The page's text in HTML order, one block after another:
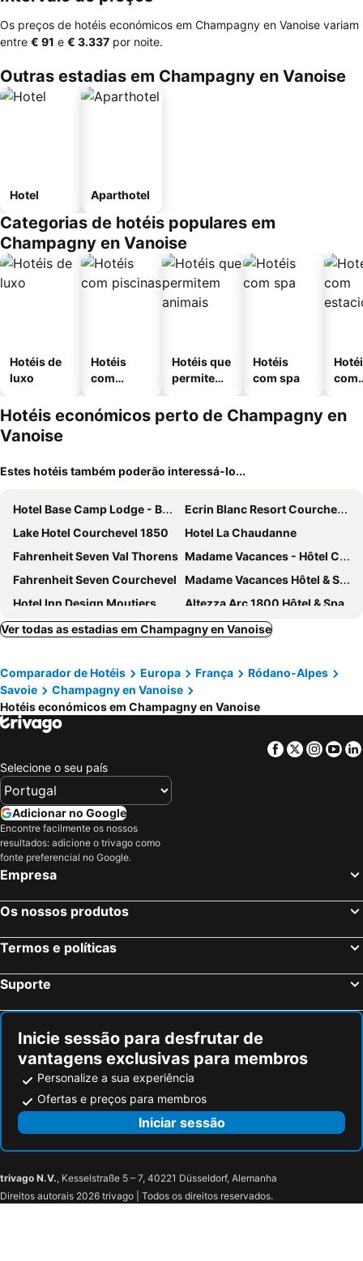
Os preços de hotéis económicos em Champagny en Vanoise variam
entre ‎€ 91 e ‎€ 3.337 por noite.
Outras estadias em Champagny en Vanoise
Hotel Aparthotel
Categorias de hotéis populares em
Champagny en Vanoise
Hotéis de
luxo
Hotéis
com
Hotéis que
permitem
Hotéis
com spa
com
Hotéis económicos perto de Champagny en
Vanoise
Estes hotéis também poderão interessá-lo...
Hotel Base Camp Lodge - Bourg Saint Maurice
Ecrin Blanc Resort Courchevel
Lake Hotel Courchevel 1850
Hotel La Chaudanne
Fahrenheit Seven Val Thorens Madame Vacances - Hôtel Courchevel Olympic
Fahrenheit Seven Courchevel
Madame Vacances Hôtel & Spa Le Mottaret
Hotel Inn Design Moutiers
Altezza Arc 1800 Hôtel & Spa
Belambra Clubs Arc 1800 - Hôtel Du Golf
Golf Hôtel
Hotel Marielle
Hotel les Flocons Courchevel
Araucaria Hotel & Spa
Snow Lodge Hotel Courchevel 1850
Hotel Le Roc
Hôtel L'Aigle du Montana by Les Etincelles
Belambra Clubs Les Menuires - Neige Et Ciel
Résidence Club Mmv Le Coeur Des Loges
Le Portillo
Hotel Les Peupliers
Odalys Hotel New Solarium
Hotel Epicéa Lodge
Hôtel Arolla
Hôtel Val Chavière
Hôtel Edelweiss
Les Monts Charvin
Hotel Amélie
Hotel des Alpes
La Foret
Hotel Le Coucou Méribel
Les Glieres
Hotel Club Blanche Neige
Hôtel Carlina by Les Etincelles
Hotel Les Balcons Village
Ho36 Les Menuires
Lagrange Vacances Les Hauts de la Vanoise
Ver todas as estadias em Champagny en Vanoise
Comparador de Hotéis Europa França
Ródano-Alpes
Savoie
Champagny en Vanoise
Hotéis económicos em Champagny en Vanoise
Facebook
Twitter
Selecione o seu país
Adicionar no Google
Encontre facilmente os nossos
resultados: adicione o trivago como
fonte preferencial no Google.
Empresa
Os nossos produtos
Termos e políticas
Suporte
Inicie sessão para desfrutar de
vantagens exclusivas para membros
Personalize a sua experiência
Ofertas e preços para membros
Iniciar sessão
trivago N.V., Kesselstraße 5 – 7, 40221 Düsseldorf, Alemanha
Direitos autorais 2026 trivago | Todos os direitos reservados.